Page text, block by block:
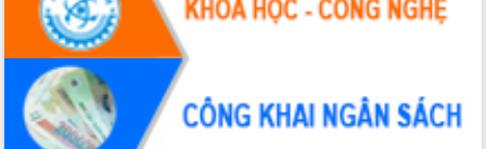
hiện nhiệm vụ quản lý tài sản công
hàng tuần
Tháo gỡ những vướng mắc, đẩy mạnh
công tác cải cách thủ tục hành chính
tại Trung tâm Phục vụ hành chính
công tỉnh